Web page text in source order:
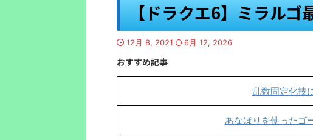
【ドラクエ6】ミラルゴ
12月 8, 2021 6月 12, 2026
おすすめ記事
乱数固定化技
あなほりを使ったゴ